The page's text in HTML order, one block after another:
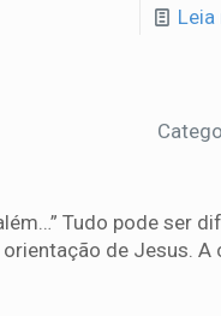
Leia
Tudo pode ser
de Jesus. A